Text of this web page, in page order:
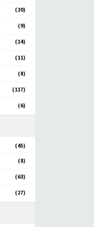
(20)
(9)
(14)
(11)
(8)
(117)
(6)
(45)
(8)
(63)
(27)